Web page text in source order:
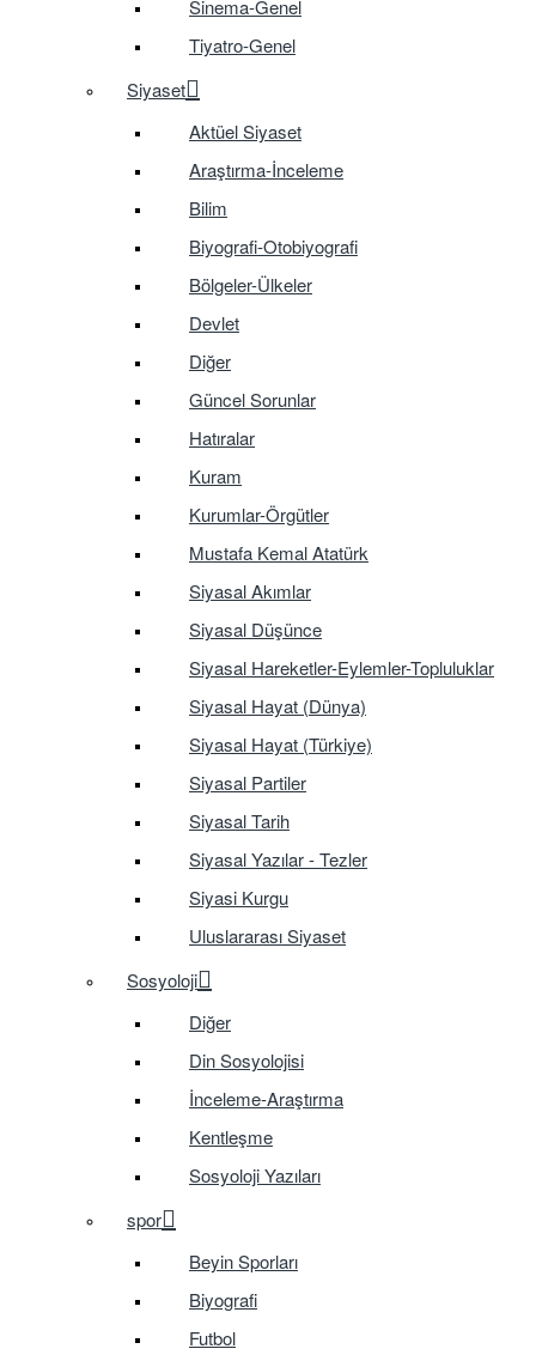
Sinema-Genel
Tiyatro-Genel
Siyaset
Aktüel Siyaset
Araştırma-İnceleme
Bilim
Biyografi-Otobiyografi
Bölgeler-Ülkeler
Devlet
Diğer
Güncel Sorunlar
Hatıralar
Kuram
Kurumlar-Örgütler
Mustafa Kemal Atatürk
Siyasal Akımlar
Siyasal Düşünce
Siyasal Hareketler-Eylemler-Topluluklar
Siyasal Hayat (Dünya)
Siyasal Hayat (Türkiye)
Siyasal Partiler
Siyasal Tarih
Siyasal Yazılar - Tezler
Siyasi Kurgu
Uluslararası Siyaset
Sosyoloji
Diğer
Din Sosyolojisi
İnceleme-Araştırma
Kentleşme
Sosyoloji Yazıları
spor
Beyin Sporları
Biyografi
Futbol